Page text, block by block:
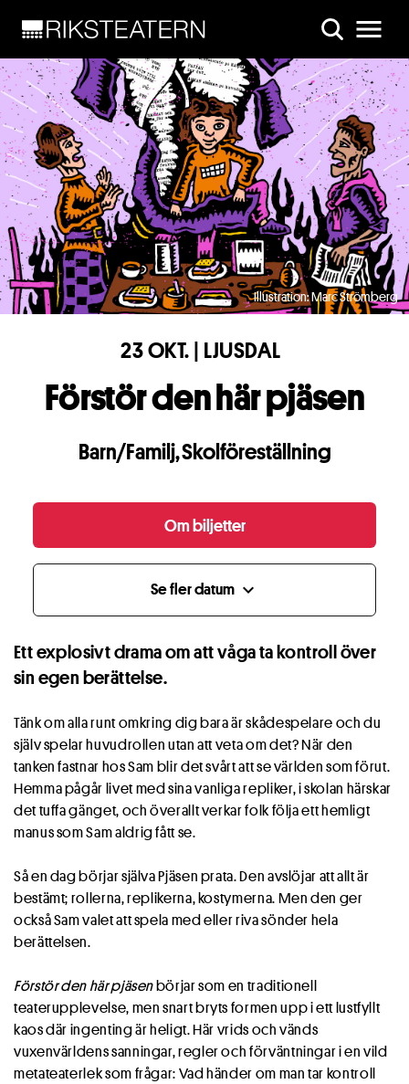
Illustration: Marc Strömberg
23 OKT. | LJUSDAL
Förstör den här pjäsen
Barn/Familj,Skolföreställning
Om biljetter
Se fler datum expand_more
Ett explosivt drama om att våga ta kontroll över
sin egen berättelse.
Tänk om alla runt omkring dig bara är skådespelare och du
själv spelar huvudrollen utan att veta om det? När den
tanken fastnar hos Sam blir det svårt att se världen som förut.
Hemma pågår livet med sina vanliga repliker, i skolan härskar
det tuffa gänget, och överallt verkar folk följa ett hemligt
manus som Sam aldrig fått se.
Så en dag börjar själva Pjäsen prata. Den avslöjar att allt är
bestämt; rollerna, replikerna, kostymerna. Men den ger
också Sam valet att spela med eller riva sönder hela
berättelsen.
Förstör den här pjäsenbörjar som en traditionell
teaterupplevelse, men snart bryts formen upp i ett lustfyllt
kaos där ingenting är heligt. Här vrids och vänds
vuxenvärldens sanningar, regler och förväntningar i en vild
metateaterlek som frågar: Vad händer om man tar kontroll